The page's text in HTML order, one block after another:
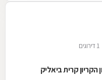
1 דירוגים